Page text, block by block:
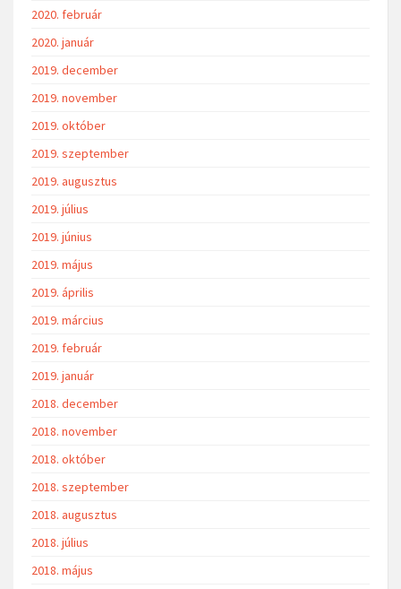
2020. február
2020. január
2019. december
2019. november
2019. október
2019. szeptember
2019. augusztus
2019. július
2019. június
2019. május
2019. április
2019. március
2019. február
2019. január
2018. december
2018. november
2018. október
2018. szeptember
2018. augusztus
2018. július
2018. május